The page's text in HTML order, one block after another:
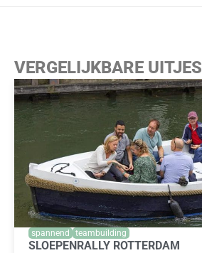
VERGELIJKBARE UITJES
spannend teambuilding
SLOEPENRALLY ROTTERDAM